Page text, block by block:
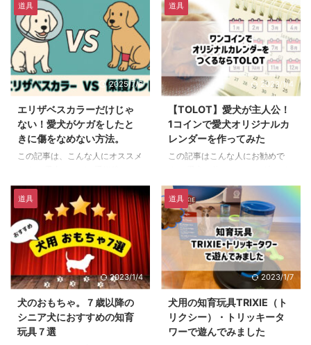
道具
2025/7/6
エリザベスカラーだけじゃ
ない！愛犬がケガをしたと
きに傷をなめない方法。
この記事は、こんな人にオススメ
アで困った経験がある方 愛犬に
エリザベスカラーつけたけど、
「なんだかがつらそう…」と悩ん
だことがある方 もくじ1 「また舐
めちゃった…」傷がなかなか治ら
ない！2 なぜ犬は傷を舐めてしま
うの？2.1 舐め続けるとどうな
る？3 保護バンドとは？どうやっ
ン：4 エリザベスカラーと比べて
どう違う？5 実際に使ってよかっ
た！おすすめ保護バンド5.1
道具
2023/1/4
【TOLOT】愛犬が主人公！
1コインで愛犬オリジナルカ
レンダーを作ってみた
この記事はこんな人にお勧めで
欲しい 愛犬のグッズを作りたい
オリジナルグッズが好き 今年は
一味違うカレンダーを作ってみま
せんか？ それも、かわいい愛犬
が主人公のカレンダー！ もくじ1
商品紹介2 商品の特徴3 お手頃な
価格感4 サイズ5 購入してみて悪
かった点6 購入してみて良かった
良い口コミ8 購入の手順9 その他
10 まとめ 年末や年度末が近づく
と、 文房具屋さんや書店には、
道具
2023/1/4
犬のおもちゃ。７歳以降の
シニア犬におすすめの知育
玩具７選
道具
2023/1/7
犬用の知育玩具TRIXIE（ト
リクシー）・トリッキータ
ワーで遊んでみました